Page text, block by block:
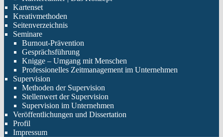
Kartenset
Kreativmethoden
Seitenverzeichnis
Seminare
Burnout-Prävention
Gesprächsführung
Knigge – Umgang mit Menschen
Professionelles Zeitmanagement im Unternehmen
Supervision
Methoden der Supervision
Stellenwert der Supervision
Supervision im Unternehmen
Veröffentlichungen und Dissertation
Profil
Impressum